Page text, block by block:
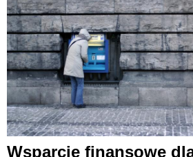
Wsparcie finansowe